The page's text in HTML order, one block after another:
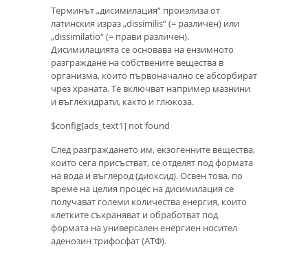
Терминът „дисимилация“ произлиза от
латинския израз „dissimilis“ (= различен) или
„dissimilatio“ (= прави различен).
Дисимилацията се основава на ензимното
разграждане на собствените вещества в
организма, които първоначално се абсорбират
чрез храната. Те включват например мазнини
и въглехидрати, както и глюкоза.
$config[ads_text1] not found
След разграждането им, екзогенните вещества,
които сега присъстват, се отделят под формата
на вода и въглерод (диоксид). Освен това, по
време на целия процес на дисимилация се
получават големи количества енергия, които
клетките съхраняват и обработват под
формата на универсален енергиен носител
аденозин трифосфат (АТФ).